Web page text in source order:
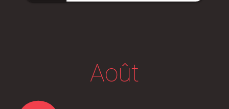
de l'espace public
des guichets municipaux
malentendants
Août